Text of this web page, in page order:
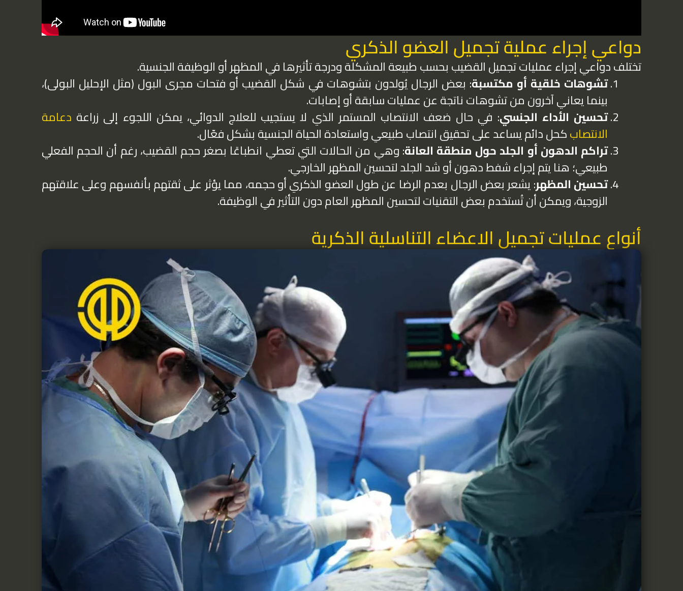
دواعي إجراء عملية تجميل العضو الذكري
تختلف دواعي إجراء عمليات تجميل القضيب بحسب طبيعة المشكلة ودرجة تأثيرها في المظهر أو الوظيفة الجنسية.
تشوهات خلقية أو مكتسبة: بعض الرجال يُولدون بتشوهات في شكل القضيب أو فتحات مجرى البول (مثل الإحليل البولى)،
بينما يعاني آخرون من تشوهات ناتجة عن عمليات سابقة أو إصابات.
تحسين الأداء الجنسي: في حال ضعف الانتصاب المستمر الذي لا يستجيب للعلاج الدوائي، يمكن اللجوء إلى زراعة دعامة
الانتصابكحل دائم يساعد على تحقيق انتصاب طبيعي واستعادة الحياة الجنسية بشكل فعّال.
تراكم الدهون أو الجلد حول منطقة العانة: وهي من الحالات التي تعطي انطباعًا بصغر حجم القضيب، رغم أن الحجم الفعلي
طبيعي؛ هنا يتم إجراء شفط دهون أو شد الجلد لتحسين المظهر الخارجي.
تحسين المظهر: يشعر بعض الرجال بعدم الرضا عن طول العضو الذكري أو حجمه، مما يؤثر على ثقتهم بأنفسهم وعلى علاقتهم
الزوجية، ويمكن أن تُستخدم بعض التقنيات لتحسين المظهر العام دون التأثير في الوظيفة.
أنواع عمليات تجميل الاعضاء التناسلية الذكرية